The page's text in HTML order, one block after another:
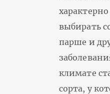
выбирать
парше и
климате
сорта, у